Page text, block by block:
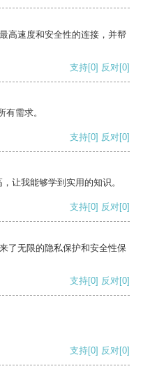
高速度和安全性的连接，并帮
支持[0] 反对[0]
需求。
支持[0] 反对[0]
让我能够学到实用的知识。
支持[0] 反对[0]
了无限的隐私保护和安全性保
支持[0] 反对[0]
支持[0] 反对[0]